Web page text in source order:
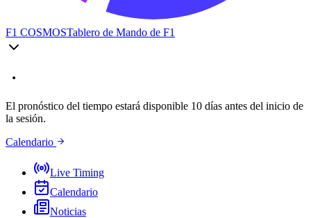
F1 COSMOSTablero de Mando de F1
El pronóstico del tiempo estará disponible 10 días antes del inicio de
la sesión.
Calendario
Live Timing
Calendario
Noticias